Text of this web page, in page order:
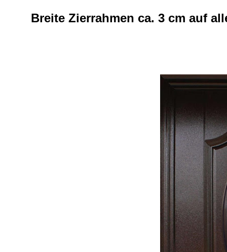
Breite Zierrahmen ca. 3 cm auf